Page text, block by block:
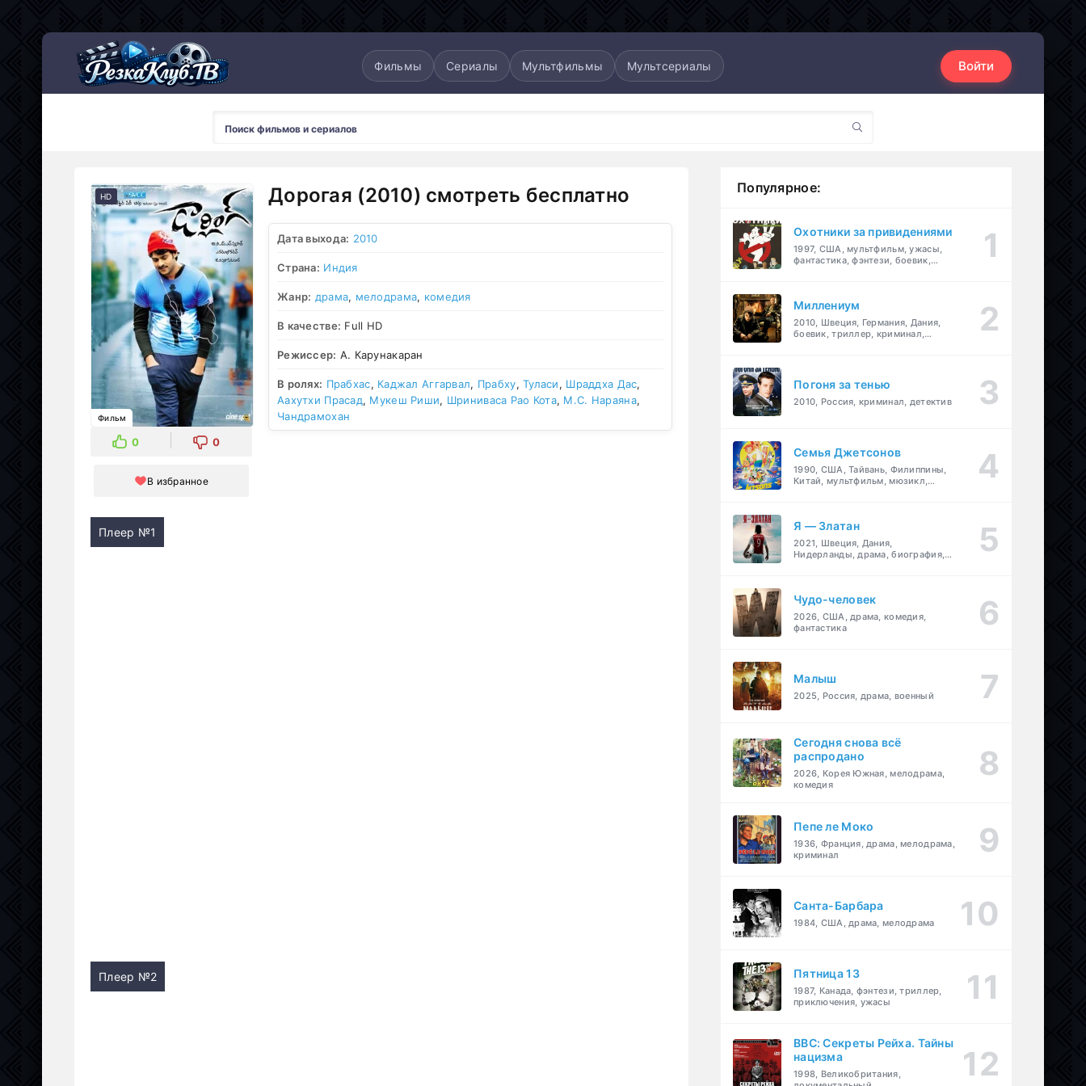
Фильмы Сериалы Мультфильмы Мультсериалы Войти
HD
Фильм
0 0
В избранное
Дорогая (2010) смотреть бесплатно
Дата выхода: 2010
Страна: Индия
Жанр: драма, мелодрама, комедия
В качестве: Full HD
Режиссер: А. Карунакаран
В ролях: Прабхас, Каджал Аггарвал, Прабху,Туласи, Шраддха Дас,
Аахутхи Прасад, Мукеш Риши, Шриниваса Рао Кота, М.С. Нараяна,
Чандрамохан
Плеер №1
Плеер №2
Популярное:
Охотники за привидениями
1997, США, мультфильм, ужасы,
фантастика, фэнтези, боевик,
Миллениум
2010, Швеция, Германия, Дания,
боевик, триллер, криминал,
Погоня за тенью
2010, Россия, криминал, детектив
Семья Джетсонов
1990, США, Тайвань, Филиппины,
Китай, мультфильм, мюзикл,
Я — Златан
2021, Швеция, Дания,
Нидерланды, драма, биография,
Чудо-человек
2026, США, драма, комедия,
фантастика
Малыш
2025, Россия, драма, военный
Сегодня снова всё
распродано
2026, Корея Южная, мелодрама,
комедия
Пепе ле Моко
1936, Франция, драма, мелодрама,
криминал
Санта-Барбара
1984, США, драма, мелодрама
Пятница 13
1987, Канада, фэнтези, триллер,
приключения, ужасы
BBC: Секреты Рейха. Тайны
нацизма
1998, Великобритания,
Мультсериалы